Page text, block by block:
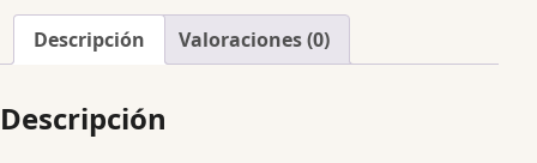
Descripción Valoraciones (0)
Descripción